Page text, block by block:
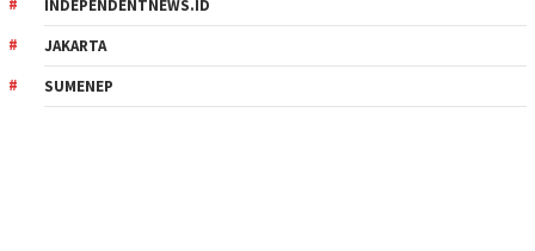
INDEPENDENTNEWS.ID
JAKARTA
SUMENEP